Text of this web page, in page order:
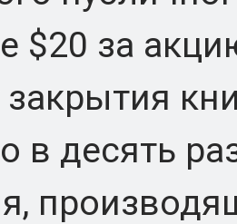
$20 за
в десять